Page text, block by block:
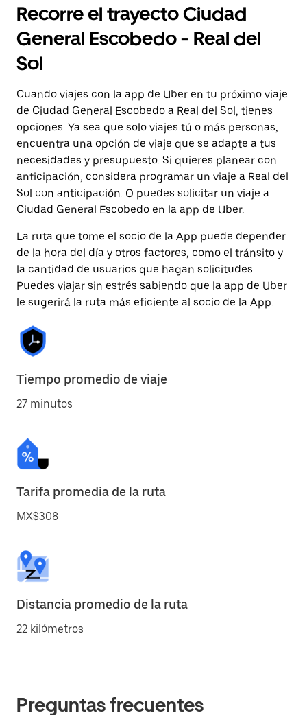
Recorre el trayecto Ciudad
General Escobedo - Real del
Sol
Cuando viajes con la app de Uber en tu próximo viaje
de Ciudad General Escobedo a Real del Sol, tienes
opciones. Ya sea que solo viajes tú o más personas,
encuentra una opción de viaje que se adapte a tus
necesidades y presupuesto. Si quieres planear con
anticipación, considera programar un viaje a Real del
Sol con anticipación. O puedes solicitar un viaje a
Ciudad General Escobedo en la app de Uber.
La ruta que tome el socio de la App puede depender
de la hora del día y otros factores, como el tránsito y
la cantidad de usuarios que hagan solicitudes.
Puedes viajar sin estrés sabiendo que la app de Uber
le sugerirá la ruta más eficiente al socio de la App.
Tiempo promedio de viaje
27 minutos
Tarifa promedia de la ruta
MX$308
Distancia promedio de la ruta
22 kilómetros
Preguntas frecuentes